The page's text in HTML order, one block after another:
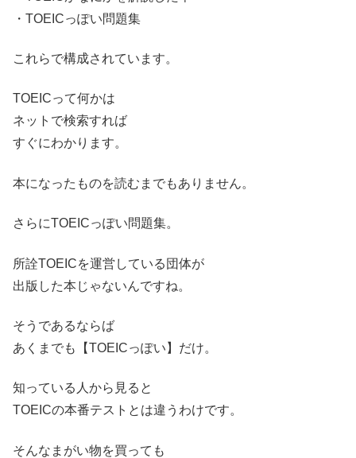
・TOEICっぽい問題集
これらで構成されています。
TOEICって何かは
ネットで検索すれば
すぐにわかります。
本になったものを読むまでもありません。
さらにTOEICっぽい問題集。
所詮TOEICを運営している団体が
出版した本じゃないんですね。
そうであるならば
あくまでも【TOEICっぽい】だけ。
知っている人から見ると
TOEICの本番テストとは違うわけです。
そんなまがい物を買っても